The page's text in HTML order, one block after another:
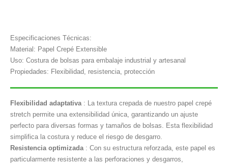
Especificaciones Técnicas:
Material: Papel Crepé Extensible
Uso: Costura de bolsas para embalaje industrial y artesanal
Propiedades: Flexibilidad, resistencia, protección
Flexibilidad adaptativa: La textura crepada de nuestro papel crepé
stretch permite una extensibilidad única, garantizando un ajuste
perfecto para diversas formas y tamaños de bolsas. Esta flexibilidad
simplifica la costura y reduce el riesgo de desgarro.
Resistencia optimizada: Con su estructura reforzada, este papel es
particularmente resistente a las perforaciones y desgarros,